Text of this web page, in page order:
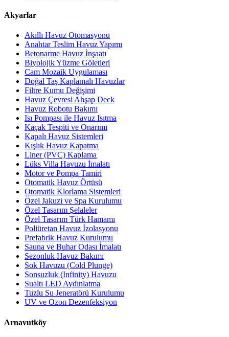
Akyarlar
Akıllı Havuz Otomasyonu
Anahtar Teslim Havuz Yapımı
Betonarme Havuz İnşaatı
Biyolojik Yüzme Göletleri
Cam Mozaik Uygulaması
Doğal Taş Kaplamalı Havuzlar
Filtre Kumu Değişimi
Havuz Çevresi Ahşap Deck
Havuz Robotu Bakımı
Isı Pompası ile Havuz Isıtma
Kaçak Tespiti ve Onarımı
Kapalı Havuz Sistemleri
Kışlık Havuz Kapatma
Liner (PVC) Kaplama
Lüks Villa Havuzu İmalatı
Motor ve Pompa Tamiri
Otomatik Havuz Örtüsü
Otomatik Klorlama Sistemleri
Özel Jakuzi ve Spa Kurulumu
Özel Tasarım Şelaleler
Özel Tasarım Türk Hamamı
Poliüretan Havuz İzolasyonu
Prefabrik Havuz Kurulumu
Sauna ve Buhar Odası İmalatı
Sezonluk Havuz Bakımı
Şok Havuzu (Cold Plunge)
Sonsuzluk (Infinity) Havuzu
Sualtı LED Aydınlatma
Tuzlu Su Jeneratörü Kurulumu
UV ve Ozon Dezenfeksiyon
Arnavutköy